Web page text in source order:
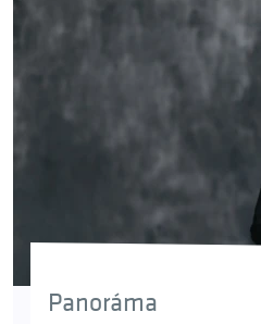
Panoráma